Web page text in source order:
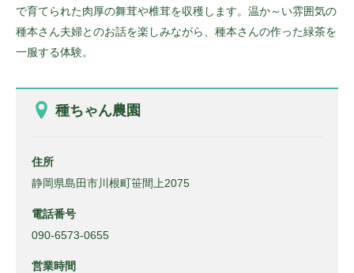
で育てられた肉厚の舞茸や椎茸を収穫します。温か～い雰囲気の
種本さん夫婦とのお話を楽しみながら、種本さんの作った緑茶を
一服する体験。
種ちゃん農園
住所
静岡県島田市川根町笹間上2075
電話番号
090-6573-0655
営業時間